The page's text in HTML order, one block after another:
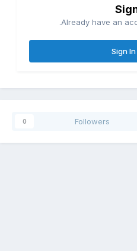
Already have an
Sign
Followers
0